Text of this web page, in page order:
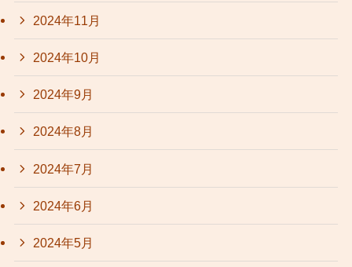
2024年11月
2024年10月
2024年9月
2024年8月
2024年7月
2024年6月
2024年5月